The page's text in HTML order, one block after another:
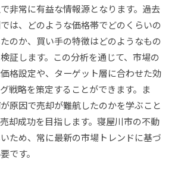
非常に有益な情報源となります。過去
は、どのような価格帯でどのくらいの
のか、買い手の特徴はどのようなもの
証します。この分析を通じて、市場の
格設定や、ターゲット層に合わせた効
戦略を策定することができます。ま
原因で売却が難航したのかを学ぶこと
却成功を目指します。寝屋川市の不動
ため、常に最新の市場トレンドに基づ
です。